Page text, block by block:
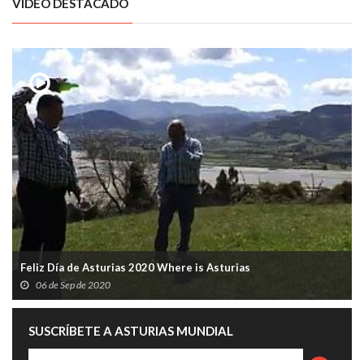
VÍDEO DESTACADO
Feliz Día de Asturias 2020 Where is Asturias
06 de Sep de 2020
SUSCRÍBETE A ASTURIAS MUNDIAL